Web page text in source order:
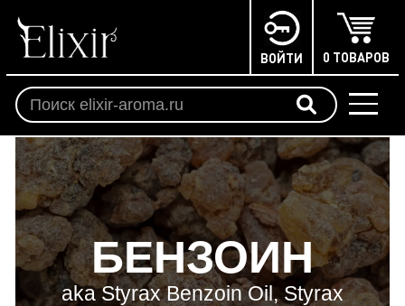
ВОЙТИ 0 ТОВАРОВ
БЕНЗОИН
aka Styrax Benzoin Oil, Styrax